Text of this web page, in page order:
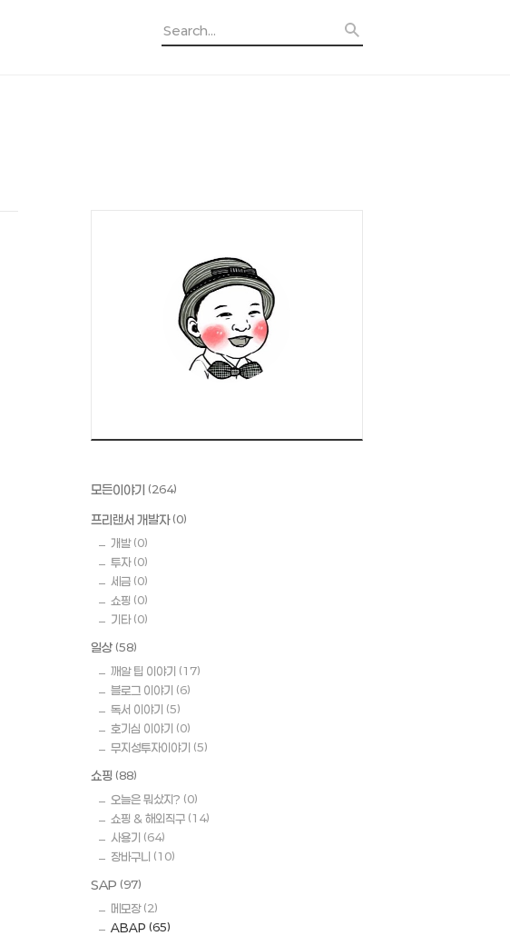
모든이야기 (264)
프리랜서 개발자 (0)
개발 (0)
투자 (0)
세금 (0)
쇼핑 (0)
기타 (0)
일상 (58)
깨알 팁 이야기 (17)
블로그 이야기 (6)
독서 이야기 (5)
호기심 이야기 (0)
무지성투자이야기 (5)
쇼핑 (88)
오늘은 뭐샀지? (0)
쇼핑 & 해외직구 (14)
사용기 (64)
장바구니 (10)
SAP (97)
메모장 (2)
ABAP (65)